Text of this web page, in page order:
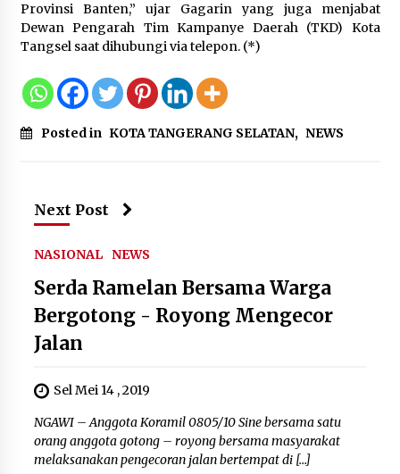
Wamenhan Pimpin Prosesi
Pelantikan dan Sertijab Pejabat
Tinggi Kemhan
8 Agustus 2026
Provinsi Banten,” ujar Gagarin yang juga menjabat
Dewan Pengarah Tim Kampanye Daerah (TKD) Kota
Tangsel saat dihubungi via telepon. (*)
Posted in KOTA TANGERANG SELATAN, NEWS
Next Post
NASIONAL NEWS
Serda Ramelan Bersama Warga
Bergotong - Royong Mengecor
Jalan
Sel Mei 14 , 2019
NGAWI – Anggota Koramil 0805/10 Sine bersama satu
orang anggota gotong – royong bersama masyarakat
melaksanakan pengecoran jalan bertempat di […]